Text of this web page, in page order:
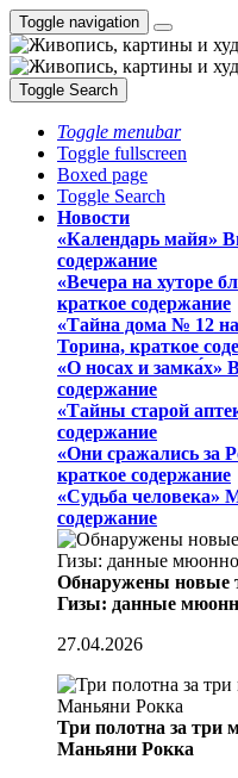
Toggle navigation
Toggle Search
Toggle menubar
Toggle fullscreen
Boxed page
Toggle Search
Новости
«Календарь майя»
содержание
«Вечера на хуторе
краткое содержание
«Тайна дома № 12
Торина, краткое
«О носах и замка́х»
содержание
«Тайны старой
содержание
«Они сражались за
краткое содержание
«Судьба человека»
содержание
Обнаружены новые
Гизы: данные
27.04.2026
Три полотна за три
Маньяни Рокка